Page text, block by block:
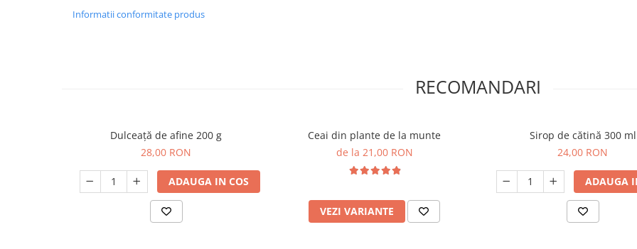
Informatii conformitate produs
RECOMANDARI
Dulceață de afine 200 g
28,00 RON
ADAUGA IN COS
Ceai din plante de la munte
de la 21,00 RON
VEZI VARIANTE
Sirop de cătină 300 ml
24,00 RON
ADAUGA